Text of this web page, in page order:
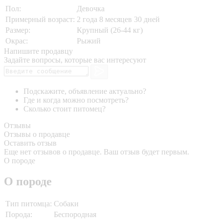
Пол:
Девочка
Примерный возраст: 2 года 8 месяцев 30 дней
Размер:
Крупный (26-44 кг)
Окрас:
Рыжий
Напишите продавцу
Задайте вопросы, которые вас интересуют
Подскажите, объявление актуально?
Где и когда можно посмотреть?
Сколько стоит питомец?
Отзывы
Отзывы о продавце
Оставить отзыв
Еще нет отзывов о продавце. Ваш отзыв будет первым.
О породе
О породе
Тип питомца: Собаки
Порода:
Беспородная